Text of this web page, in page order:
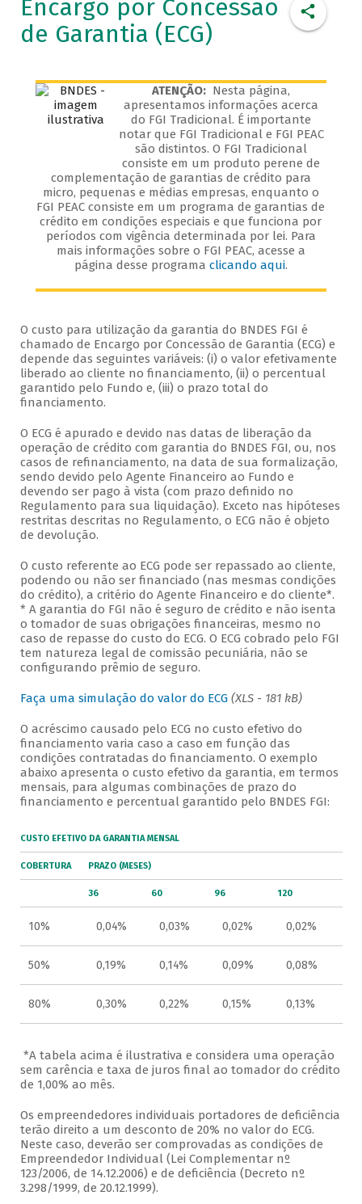
Encargo por Concessão
de Garantia (ECG)
ATENÇÃO: Nesta página,
apresentamos informações acerca
do FGI Tradicional. É importante
notar que FGI Tradicional e FGI PEAC
são distintos. O FGI Tradicional
consiste em um produto perene de
complementação de garantias de crédito para
micro, pequenas e médias empresas, enquanto o
FGI PEAC consiste em um programa de garantias de
crédito em condições especiais e que funciona por
períodos com vigência determinada por lei. Para
mais informações sobre o FGI PEAC, acesse a
página desse programa clicando aqui.
O custo para utilização da garantia do BNDES FGI é
chamado de Encargo por Concessão de Garantia (ECG) e
depende das seguintes variáveis: (i) o valor efetivamente
liberado ao cliente no financiamento, (ii) o percentual
garantido pelo Fundo e, (iii) o prazo total do
financiamento.
O ECG é apurado e devido nas datas de liberação da
operação de crédito com garantia do BNDES FGI, ou, nos
casos de refinanciamento, na data de sua formalização,
sendo devido pelo Agente Financeiro ao Fundo e
devendo ser pago à vista (com prazo definido no
Regulamento para sua liquidação). Exceto nas hipóteses
restritas descritas no Regulamento, o ECG não é objeto
de devolução.
O custo referente ao ECG pode ser repassado ao cliente,
podendo ou não ser financiado (nas mesmas condições
do crédito), a critério do Agente Financeiro e do cliente*.
* A garantia do FGI não é seguro de crédito e não isenta
o tomador de suas obrigações financeiras, mesmo no
caso de repasse do custo do ECG. O ECG cobrado pelo FGI
tem natureza legal de comissão pecuniária, não se
configurando prêmio de seguro.
Faça uma simulação do valor do ECG (XLS - 181 kB)
O acréscimo causado pelo ECG no custo efetivo do
financiamento varia caso a caso em função das
condições contratadas do financiamento. O exemplo
abaixo apresenta o custo efetivo da garantia, em termos
mensais, para algumas combinações de prazo do
financiamento e percentual garantido pelo BNDES FGI:
CUSTO EFETIVO DA GARANTIA MENSAL
COBERTURA PRAZO (MESES)
36 60 96 120
10% 0,04% 0,03% 0,02% 0,02%
50% 0,19% 0,14% 0,09% 0,08%
80% 0,30% 0,22% 0,15% 0,13%
*A tabela acima é ilustrativa e considera uma operação
sem carência e taxa de juros final ao tomador do crédito
de 1,00% ao mês.
Os empreendedores individuais portadores de deficiência
terão direito a um desconto de 20% no valor do ECG.
Neste caso, deverão ser comprovadas as condições de
Empreendedor Individual (Lei Complementar nº
123/2006, de 14.12.2006) e de deficiência (Decreto nº
3.298/1999, de 20.12.1999).